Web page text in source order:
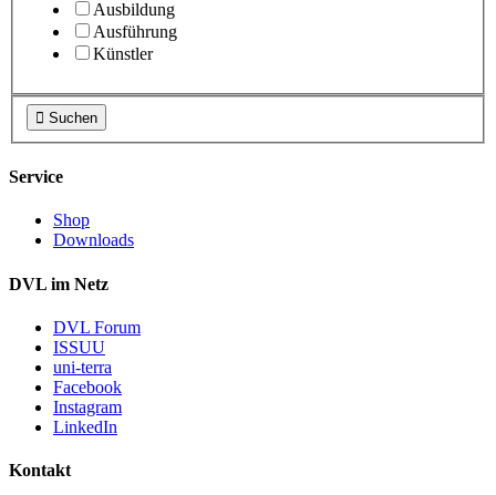
Ausbildung
Ausführung
Künstler
 Suchen
Service
Shop
Downloads
DVL im Netz
DVL Forum
ISSUU
uni-terra
Facebook
Instagram
LinkedIn
Kontakt